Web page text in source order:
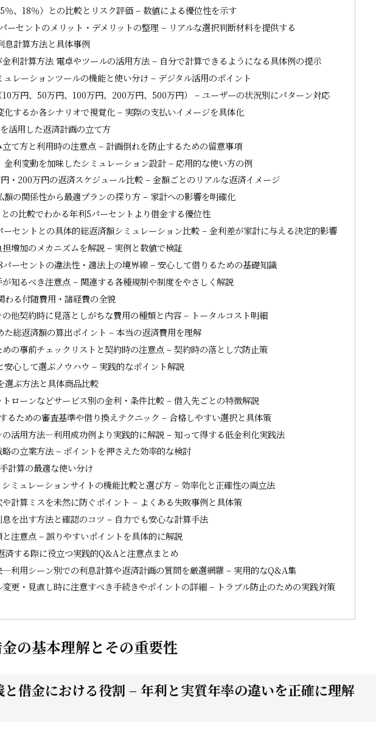
％、18％）との比較とリスク評価 – 数値による優位性を示す
ーセントのメリット・デメリットの整理 – リアルな選択判断材料を提供する
息計算方法と具体事例
利計算方法 電卓やツールの活用方法 – 自分で計算できるようになる具体例の提示
レーションツールの機能と使い分け – デジタル活用のポイント
万円、50万円、100万円、200万円、500万円） – ユーザーの状況別にパターン対応
化するか各シナリオで視覚化 – 実際の支払いイメージを具体化
活用した返済計画の立て方
て方と利用時の注意点 – 計画倒れを防止するための留意事項
金利変動を加味したシミュレーション設計 – 応用的な使い方の例
・200万円の返済スケジュール比較 – 金額ごとのリアルな返済イメージ
額の関係性から最適プランの探り方 – 家計への影響を明確化
の比較でわかる年利5パーセントより借金する優位性
セントとの具体的総返済額シミュレーション比較 – 金利差が家計に与える決定的影響
増加のメカニズムを解説 – 実例と数値で検証
ーセントの違法性・適法上の境界線 – 安心して借りるための基礎知識
知るべき注意点 – 関連する各種規制や制度をやさしく解説
わる付随費用・諸経費の全貌
他契約時に見落としがちな費用の種類と内容 – トータルコスト明細
た総返済額の算出ポイント – 本当の返済費用を理解
の事前チェックリストと契約時の注意点 – 契約時の落とし穴防止策
安心して選ぶノウハウ – 実践的なポイント解説
選ぶ方法と具体商品比較
ローンなどサービス別の金利・条件比較 – 借入先ごとの特徴解説
るための審査基準や借り換えテクニック – 合格しやすい選択と具体策
活用方法―利用成功例より実践的に解説 – 知って得する低金利化実践法
の立案方法 – ポイントを押さえた効率的な検討
計算の最適な使い分け
ミュレーションサイトの機能比較と選び方 – 効率化と正確性の両立法
計算ミスを未然に防ぐポイント – よくある失敗事例と具体策
を出す方法と確認のコツ – 自力でも安心な計算手法
注意点 – 誤りやすいポイントを具体的に解説
済する際に役立つ実践的Q&Aと注意点まとめ
利用シーン別での利息計算や返済計画の質問を厳選網羅 – 実用的なQ&A集
更・見直し時に注意すべき手続きやポイントの詳細 – トラブル防止のための実践対策
の基本理解とその重要性
借金における役割 – 年利と実質年率の違いを正確に理解